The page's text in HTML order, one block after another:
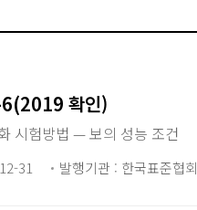
확인)
시험방법 — 보의 성능 조건
31 발행기관 : 한국표준협회